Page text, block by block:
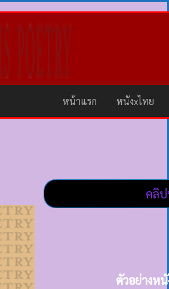
หน้าแรก หนังxไทย
คลิ
ตัวอย่างห